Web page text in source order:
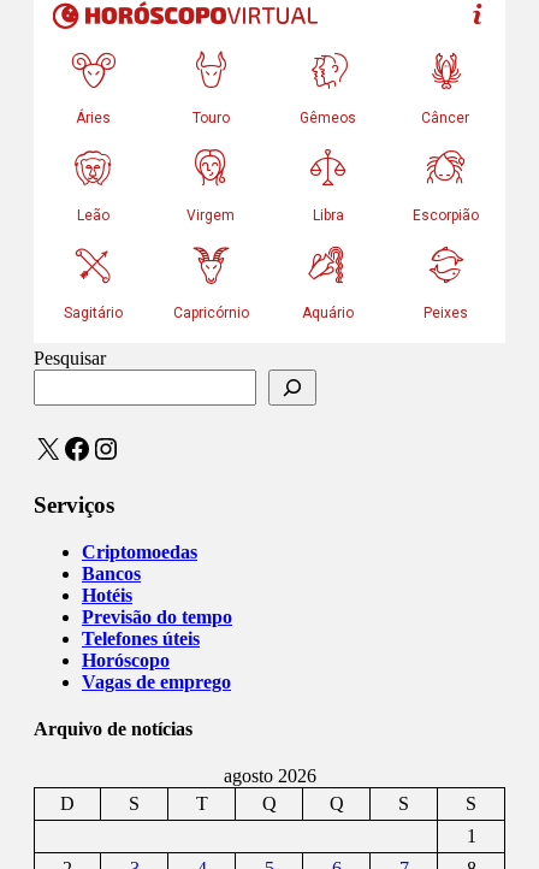
Pesquisar
X Facebook
Instagram
Serviços
Criptomoedas
Bancos
Hotéis
Previsão do tempo
Telefones úteis
Horóscopo
Vagas de emprego
Arquivo de notícias
agosto 2026
D
S T Q Q S
S
1